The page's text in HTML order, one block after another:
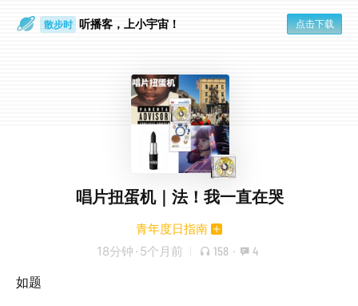
散步时 听播客，上小宇宙！ 点击下载
唱片扭蛋机｜法！我一直在哭
青年度日指南
18分钟 · 5个月前 158 · 4
如题